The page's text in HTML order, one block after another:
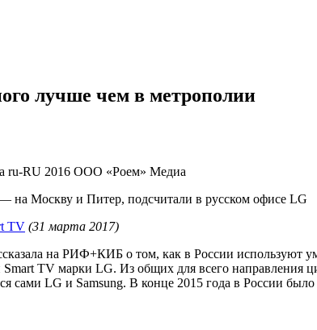
лучше чем в метрополии
ru-RU 2016 ООО «Роем» Медиа
на Москву и Питер, подсчитали в русском офисе LG
TV (31 марта 2017)
на РИФ+КИБ о том, как в России используют
TV марки LG. Из общих для всего направления
LG и Samsung. В конце 2015 года в России